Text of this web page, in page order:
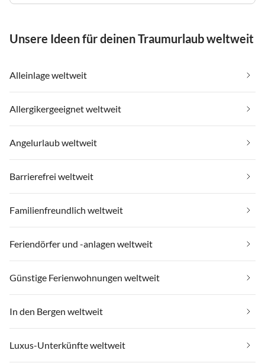
Unsere Ideen für deinen Traumurlaub weltweit
Alleinlage weltweit
Allergikergeeignet weltweit
Angelurlaub weltweit
Barrierefrei weltweit
Familienfreundlich weltweit
Feriendörfer und -anlagen weltweit
Günstige Ferienwohnungen weltweit
In den Bergen weltweit
Luxus-Unterkünfte weltweit